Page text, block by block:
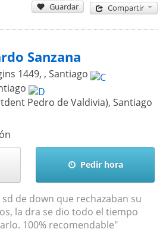
Guardar Compartir
Sanzana
1449, , Santiago
Pedro de Valdivia), Santiago
Pedir hora
de down que rechazaban su
la dra se dio todo el tiempo
100% recomendable"